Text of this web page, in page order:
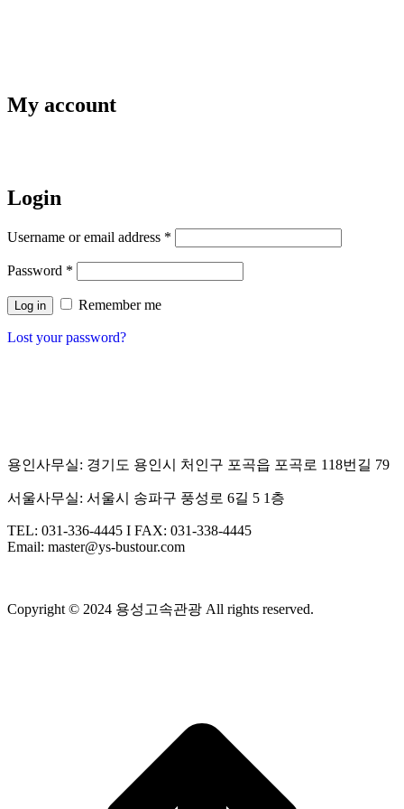
My account
Login
Username or email address *
Password *
Log in Remember me
Lost your password?
용인사무실: 경기도 용인시 처인구 포곡읍 포곡로 118번길 79
서울사무실: 서울시 송파구 풍성로 6길 5 1층
TEL: 031-336-4445 I FAX: 031-338-4445
Email: master@ys-bustour.com
Copyright © 2024 용성고속관광 All rights reserved.